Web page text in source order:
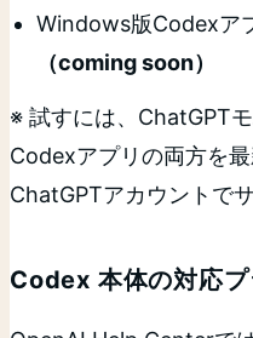
Windows版Codexア
（coming soon）
※ 試すには、ChatGPT
Codexアプリの両方を
ChatGPTアカウントで
Codex 本体の対応プ